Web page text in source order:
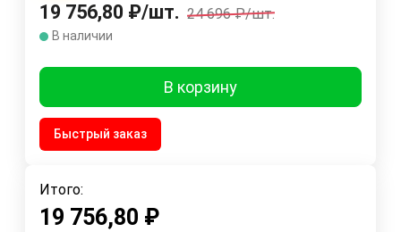
19 756,80 ₽/шт. 24 696 ₽/шт.
В наличии
В корзину
Быстрый заказ
Итого:
19 756,80 ₽